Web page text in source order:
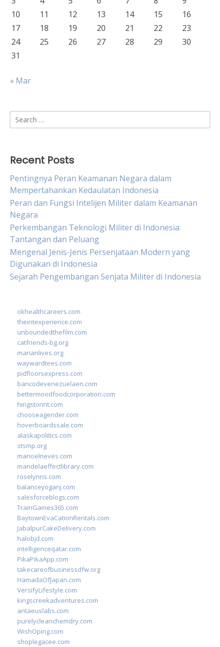
10
11 12 13 14 15
16
17
18 19 20 21 22
23
24
25 26 27 28 29
30
31
« Mar
Search
for:
Recent Posts
Pentingnya Peran Keamanan Negara dalam
Mempertahankan Kedaulatan Indonesia
Peran dan Fungsi Intelijen Militer dalam Keamanan
Negara
Perkembangan Teknologi Militer di Indonesia:
Tantangan dan Peluang
Mengenal Jenis-Jenis Persenjataan Modern yang
Digunakan di Indonesia
Sejarah Pengembangan Senjata Militer di Indonesia
okhealthcareers.com
theintexperience.com
unboundedthefilm.com
catfriends-bg.org
marianlives.org
waywardtees.com
pidfloorsexpress.com
bancodevenezuelaen.com
bettermoodfoodcorporation.com
hingstonnt.com
chooseagender.com
hoverboardssale.com
alaskapolitics.com
stsmp.org
manoelneves.com
mandelaeffectlibrary.com
roselynns.com
balanceyoganj.com
salesforceblogs.com
TrainGames365.com
BaytownEvaCationRentals.com
JabalpurCakeDelivery.com
halobjd.com
intelligenceqatar.com
PikaPikaApp.com
takecareofbusinessdfw.org
HamadaOfJapan.com
VersifyLifestyle.com
kingscreekadventures.com
antaeuslabs.com
purelycleanchemdry.com
WishOping.com
shoplegacee.com